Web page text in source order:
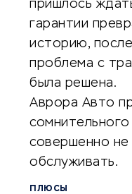
пришлось
гарантии
историю,
проблема с
была решена.
Аврора Авто
сомнительного
совершенно не
обслуживать.
ПЛЮСЫ